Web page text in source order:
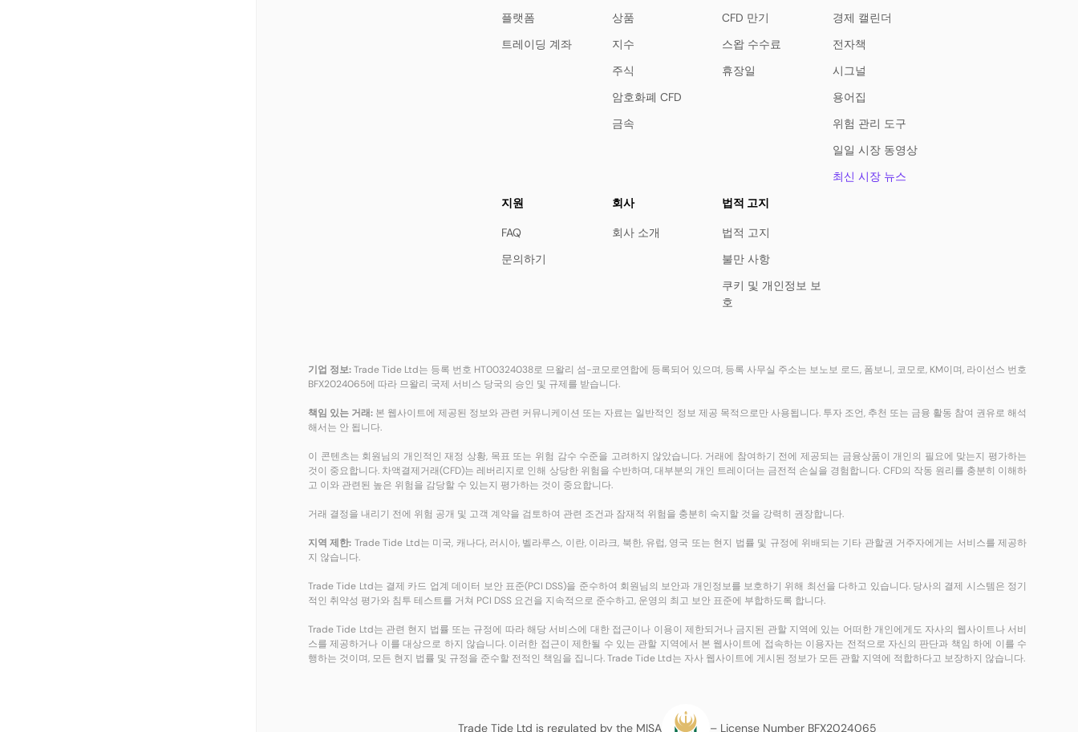
플랫폼
트레이딩 계좌
상품
지수
주식
암호화폐 CFD
금속
CFD 만기
스왑 수수료
휴장일
경제 캘린더
전자책
시그널
용어집
위험 관리 도구
일일 시장 동영상
최신 시장 뉴스
지원
FAQ
문의하기
회사
회사 소개
법적 고지
법적 고지
불만 사항
쿠키 및 개인정보 보
호
기업 정보:Trade Tide Ltd는 등록 번호 HT00324038로 므왈리 섬-코모로연합에 등록되어 있으며, 등록 사무실 주소는 보노보 로드, 폼보니, 코모로, KM이며, 라이선스 번호
BFX2024065에 따라 므왈리 국제 서비스 당국의 승인 및 규제를 받습니다.
책임 있는 거래: 본 웹사이트에 제공된 정보와 관련 커뮤니케이션 또는 자료는 일반적인 정보 제공 목적으로만 사용됩니다. 투자 조언, 추천 또는 금융 활동 참여 권유로 해석
해서는 안 됩니다.
이 콘텐츠는 회원님의 개인적인 재정 상황, 목표 또는 위험 감수 수준을 고려하지 않았습니다. 거래에 참여하기 전에 제공되는 금융상품이 개인의 필요에 맞는지 평가하는
것이 중요합니다. 차액결제거래(CFD)는 레버리지로 인해 상당한 위험을 수반하며, 대부분의 개인 트레이더는 금전적 손실을 경험합니다. CFD의 작동 원리를 충분히 이해하
고 이와 관련된 높은 위험을 감당할 수 있는지 평가하는 것이 중요합니다.
거래 결정을 내리기 전에 위험 공개 및 고객 계약을 검토하여 관련 조건과 잠재적 위험을 충분히 숙지할 것을 강력히 권장합니다.
지역 제한: Trade Tide Ltd는 미국, 캐나다, 러시아, 벨라루스, 이란, 이라크, 북한, 유럽, 영국 또는 현지 법률 및 규정에 위배되는 기타 관할권 거주자에게는 서비스를 제공하
지 않습니다.
Trade Tide Ltd는 결제 카드 업계 데이터 보안 표준(PCI DSS)을 준수하여 회원님의 보안과 개인정보를 보호하기 위해 최선을 다하고 있습니다. 당사의 결제 시스템은 정기
적인 취약성 평가와 침투 테스트를 거쳐 PCI DSS 요건을 지속적으로 준수하고, 운영의 최고 보안 표준에 부합하도록 합니다.
Trade Tide Ltd는 관련 현지 법률 또는 규정에 따라 해당 서비스에 대한 접근이나 이용이 제한되거나 금지된 관할 지역에 있는 어떠한 개인에게도 자사의 웹사이트나 서비
스를 제공하거나 이를 대상으로 하지 않습니다. 이러한 접근이 제한될 수 있는 관할 지역에서 본 웹사이트에 접속하는 이용자는 전적으로 자신의 판단과 책임 하에 이를 수
행하는 것이며, 모든 현지 법률 및 규정을 준수할 전적인 책임을 집니다. Trade Tide Ltd는 자사 웹사이트에 게시된 정보가 모든 관할 지역에 적합하다고 보장하지 않습니다.
Trade Tide Ltd is regulated by the MISA – License Number BFX2024065